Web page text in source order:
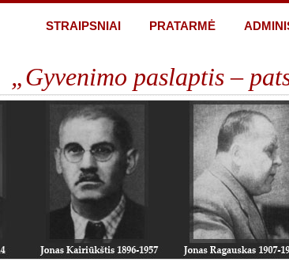
STRAIPSNIAI PRATARMĖ
„Gyvenimo paslaptis –